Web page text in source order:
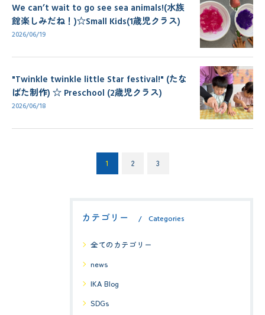
We can’t wait to go see sea animals!(水族
館楽しみだね！)☆Small Kids(1歳児クラス)
2026/06/19
"Twinkle twinkle little Star festival!" (たな
ばた制作) ☆ Preschool (2歳児クラス)
2026/06/18
1 2 3
カテゴリー Categories
全てのカテゴリー
news
IKA Blog
SDGs